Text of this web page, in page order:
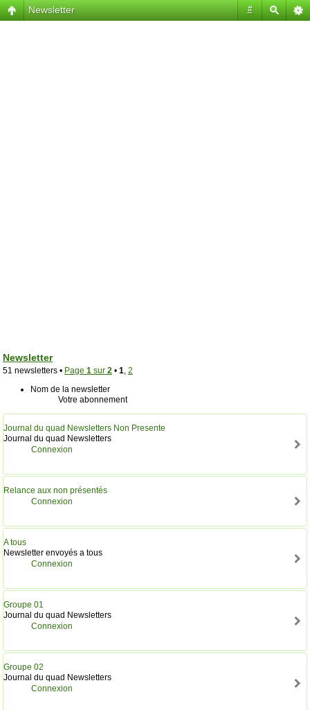
#
Newsletter
Newsletter
51 newsletters • Page 1 sur 2 • 1 2
Nom de la newsletter
Votre abonnement
Journal du quad Newsletters Non Presente
Journal du quad Newsletters
Connexion
Relance aux non présentés
Connexion
A tous
Newsletter envoyés a tous
Connexion
Groupe 01
Journal du quad Newsletters
Connexion
Groupe 02
Journal du quad Newsletters
Connexion